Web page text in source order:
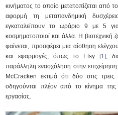
κινήματος το οποίο μετατοπίζεται από
αφορμή τη μεταπανδημική
εγκαταλείπουν το ωράριο 9 με 5
κοσμηματοποιοί και άλλα. Η βιοτεχνική
φαίνεται, προσφέρει μια αίσθηση
και εφαρμογές, όπως το Etsy
[1],
παράλληλη ενασχόληση στην
McCracken εκτιμά ότι δύο στις
οδηγούνται πλέον από το κίνημα της
εργασίας.